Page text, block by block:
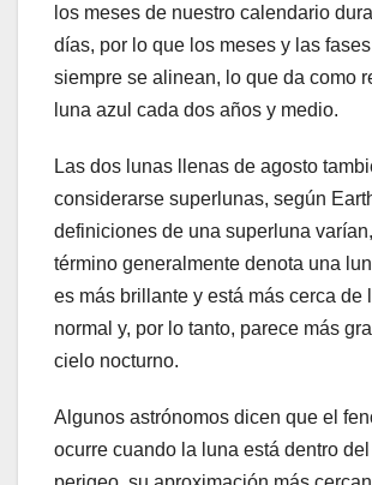
los meses de nuestro calendario
días, por lo que los meses y las
siempre se alinean, lo que da como
luna azul cada dos años y medio.
Las dos lunas llenas de agosto
considerarse superlunas, según
definiciones de una superluna
término generalmente denota una
es más brillante y está más cerca de
normal y, por lo tanto, parece más
cielo nocturno.
Algunos astrónomos dicen que el
ocurre cuando la luna está dentro del